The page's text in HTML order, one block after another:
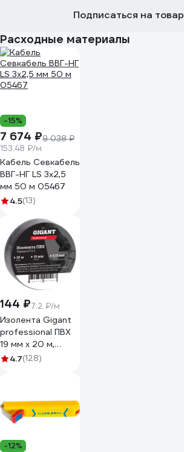
Подписаться на товар
Расходные материалы
-15%
7 674 ₽9 038 ₽
153.48 ₽/м
Кабель Севкабель
ВВГ-НГ LS 3х2,5
мм 50 м 05467
4.5(13)
144 ₽7.2 ₽/м
Изолента Gigant
professional ПВХ
19 мм х 20 м,
черная GT-0-3
4.7(128)
-12%